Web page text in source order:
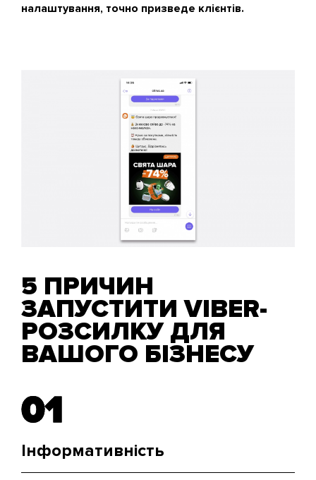
налаштування, точно призведе клієнтів.
5 ПРИЧИН
ЗАПУСТИТИ VIBER-
РОЗСИЛКУ ДЛЯ
ВАШОГО БІЗНЕСУ
01
01
Інформативність